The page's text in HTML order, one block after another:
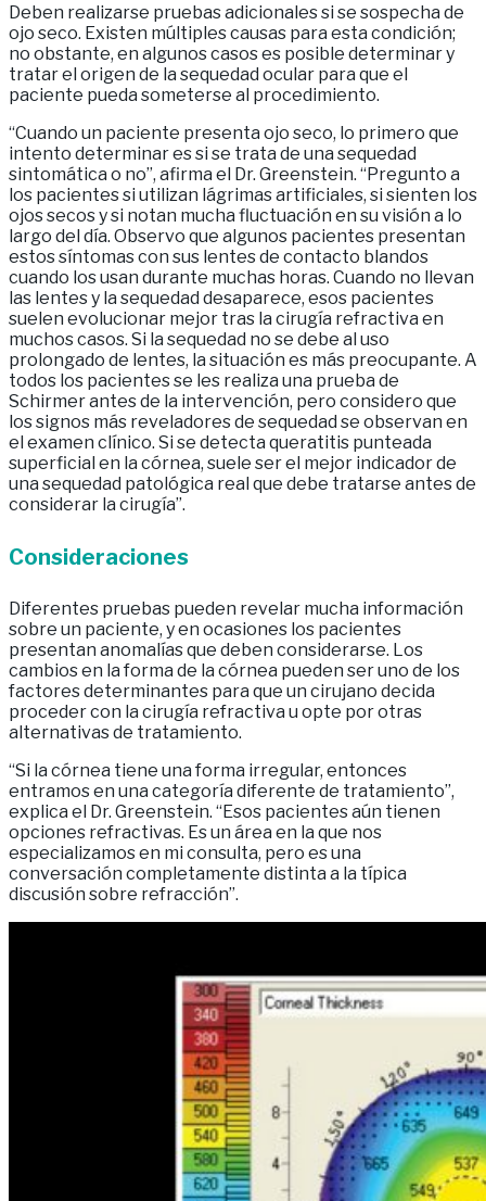
Deben realizarse pruebas adicionales si se sospecha de
ojo seco. Existen múltiples causas para esta condición;
no obstante, en algunos casos es posible determinar y
tratar el origen de la sequedad ocular para que el
paciente pueda someterse al procedimiento.
“Cuando un paciente presenta ojo seco, lo primero que
intento determinar es si se trata de una sequedad
sintomática o no”, afirma el Dr. Greenstein. “Pregunto a
los pacientes si utilizan lágrimas artificiales, si sienten los
ojos secos y si notan mucha fluctuación en su visión a lo
largo del día. Observo que algunos pacientes presentan
estos síntomas con sus lentes de contacto blandos
cuando los usan durante muchas horas. Cuando no llevan
las lentes y la sequedad desaparece, esos pacientes
suelen evolucionar mejor tras la cirugía refractiva en
muchos casos. Si la sequedad no se debe al uso
prolongado de lentes, la situación es más preocupante. A
todos los pacientes se les realiza una prueba de
Schirmer antes de la intervención, pero considero que
los signos más reveladores de sequedad se observan en
el examen clínico. Si se detecta queratitis punteada
superficial en la córnea, suele ser el mejor indicador de
una sequedad patológica real que debe tratarse antes de
considerar la cirugía”.
Consideraciones
Diferentes pruebas pueden revelar mucha información
sobre un paciente, y en ocasiones los pacientes
presentan anomalías que deben considerarse. Los
cambios en la forma de la córnea pueden ser uno de los
factores determinantes para que un cirujano decida
proceder con la cirugía refractiva u opte por otras
alternativas de tratamiento.
“Si la córnea tiene una forma irregular, entonces
entramos en una categoría diferente de tratamiento”,
explica el Dr. Greenstein. “Esos pacientes aún tienen
opciones refractivas. Es un área en la que nos
especializamos en mi consulta, pero es una
conversación completamente distinta a la típica
discusión sobre refracción”.